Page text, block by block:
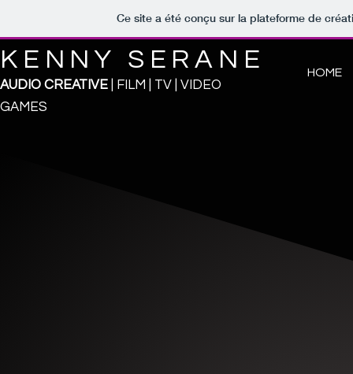
Ce site a été conçu sur la plateforme de
KENNY SE RANE
AUDIO CREATIVE | FILM | TV | V IDEO
GAMES
HOME